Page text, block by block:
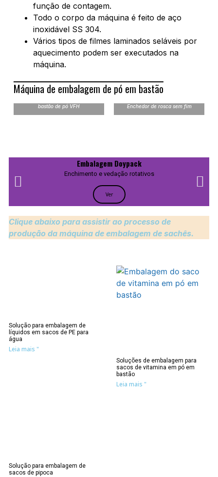
função de contagem.
Todo o corpo da máquina é feito de aço
inoxidável SS 304.
Vários tipos de filmes laminados seláveis por
aquecimento podem ser executados na
máquina.
Máquina de embalagem de pó em bastão
bastão de pó VFH
Enchedor de rosca sem fim
Embalagem Doypack
Enchimento e vedação rotativos
Ver
Clique abaixo para assistir ao processo de
produção da máquina de embalagem de sachês.
Solução para embalagem de
líquidos em sacos de PE para
água
Leia mais "
Soluções de embalagem para
sacos de vitamina em pó em
bastão
Leia mais "
Solução para embalagem de
sacos de pipoca